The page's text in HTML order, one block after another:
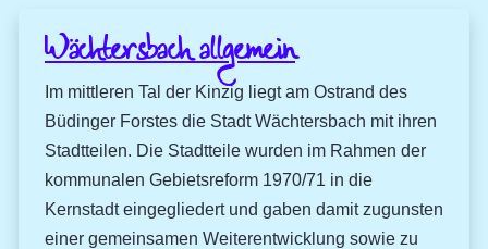
Wächtersbach allgemein
Im mittleren Tal der Kinzig liegt am Ostrand des
Büdinger Forstes die Stadt Wächtersbach mit ihren
Stadtteilen. Die Stadtteile wurden im Rahmen der
kommunalen Gebietsreform 1970/71 in die
Kernstadt eingegliedert und gaben damit zugunsten
einer gemeinsamen Weiterentwicklung sowie zu